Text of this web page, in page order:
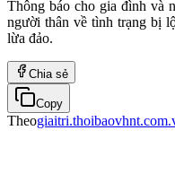
Thông báo cho gia đình và
người thân về tình trạng bị
lừa đảo.
Chia sẻ
Copy
Theo